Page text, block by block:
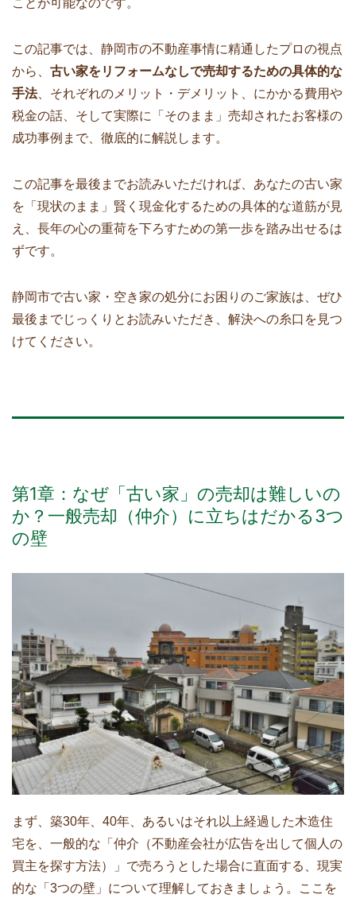
ことが可能なのです。
この記事では、静岡市の不動産事情に精通したプロの視点
から、 古い家をリフォームなしで売却するための具体的な
手法、それぞれのメリット・デメリット、にかかる費用や
税金の話、そして実際に「そのまま」売却されたお客様の
成功事例まで、徹底的に解説します。
この記事を最後までお読みいただければ、あなたの古い家
を「現状のまま」賢く現金化するための具体的な道筋が見
え、長年の心の重荷を下ろすための第一歩を踏み出せるは
ずです。
静岡市で古い家・空き家の処分にお困りのご家族は、ぜひ
最後までじっくりとお読みいただき、解決への糸口を見つ
けてください。
第1章：なぜ「古い家」の売却は難しいの
か？一般売却（仲介）に立ちはだかる3つ
の壁
まず、築30年、40年、あるいはそれ以上経過した木造住
宅を、一般的な「仲介（不動産会社が広告を出して個人の
買主を探す方法）」で売ろうとした場合に直面する、現実
的な「3つの壁」について理解しておきましょう。ここを